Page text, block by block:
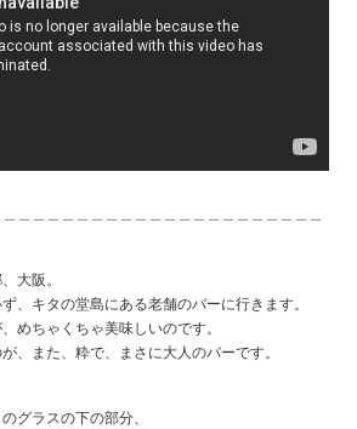
大阪。
、キタの堂島にある老舗のバーに行きます。
めちゃくちゃ美味しいのです。
、また、粋で、まさに大人のバーです。
グラスの下の部分、